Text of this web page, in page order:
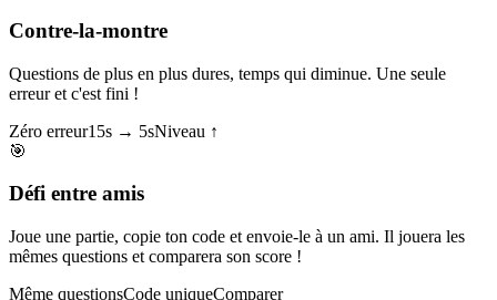
Contre-la-montre
Questions de plus en plus dures, temps qui diminue. Une seule
erreur et c'est fini !
Zéro erreur15s → 5sNiveau ↑
🎯
Défi entre amis
Joue une partie, copie ton code et envoie-le à un ami. Il jouera les
mêmes questions et comparera son score !
Même questionsCode uniqueComparer